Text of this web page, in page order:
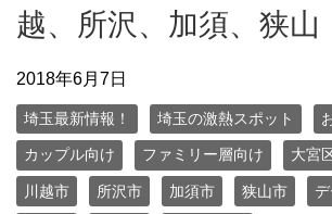
越、所沢、加須、狭山
2018年6月7日
埼玉最新情報！ 埼玉の激熱スポット
カップル向け ファミリー層向け 大宮
川越市 所沢市 加須市 狭山市 デ